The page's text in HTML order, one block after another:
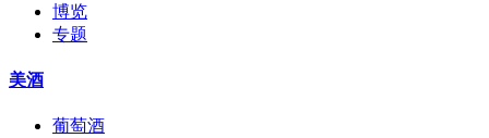
博览
专题
美酒
葡萄酒